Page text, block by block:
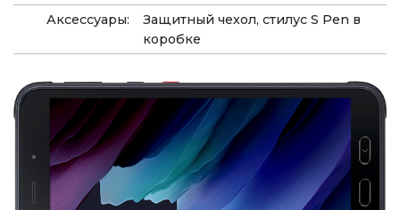
Аксессуары:
Защитный чехол, стилус S Pen в
коробке